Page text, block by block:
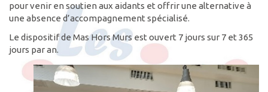
pour venir en soutien aux aidants et offrir une alternative à
une absence d’accompagnement spécialisé.
Le dispositif de Mas Hors Murs est ouvert 7 jours sur 7 et 365
jours par an.